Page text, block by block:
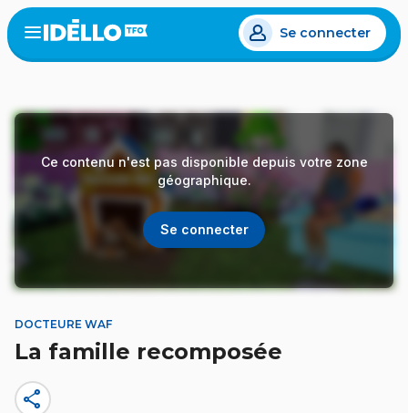
Aller
au
contenu
Open
menu
Se connecter
Ce contenu n'est pas disponible depuis votre zone
géographique.
Se connecter
DOCTEURE WAF
La famille recomposée
share